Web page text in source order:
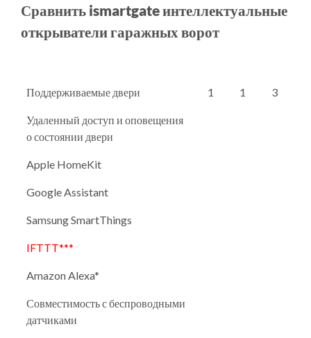
Сравнить ismartgate интеллектуальные
открыватели гаражных ворот
Поддерживаемые двери 1 1 3
Удаленный доступ и оповещения
о состоянии двери
Apple HomeKit
Google Assistant
Samsung SmartThings
IFTTT***
Amazon Alexa*
Совместимость с беспроводными
датчиками